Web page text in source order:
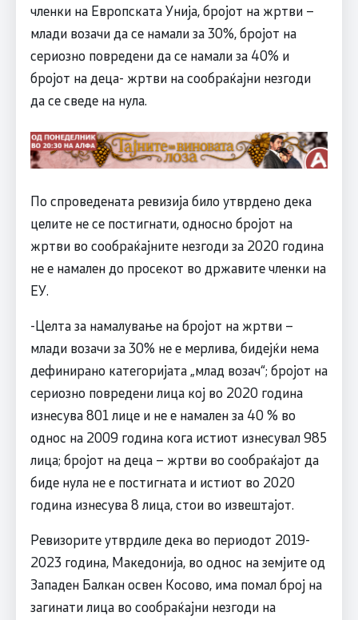
членки на Европската Унија, бројот на жртви –
млади возачи да се намали за 30%, бројот на
сериозно повредени да се намали за 40% и
бројот на деца- жртви на сообраќајни незгоди
да се сведе на нула.
По спроведената ревизија било утврдено дека
целите не се постигнати, односно бројот на
жртви во сообраќајните незгоди за 2020 година
не е намален до просекот во државите членки на
ЕУ.
-Целта за намалување на бројот на жртви –
млади возачи за 30% не е мерлива, бидејќи нема
дефинирано категоријата „млад возач“; бројот на
сериозно повредени лица кој во 2020 година
изнесува 801 лице и не е намален за 40 % во
однос на 2009 година кога истиот изнесувал 985
лица; бројот на деца – жртви во сообраќајот да
биде нула не е постигната и истиот во 2020
година изнесува 8 лица, стои во извештајот.
Ревизорите утврдиле дека во периодот 2019-
2023 година, Македонија, во однос на земјите од
Западен Балкан освен Косово, има помал број на
загинати лица во сообраќајни незгоди на